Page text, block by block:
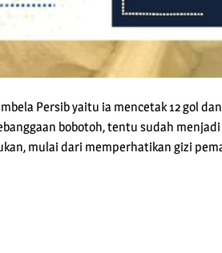
Persib yaitu ia mencetak 12 gol
bobotoh, tentu sudah
mulai dari memperhatikan gizi